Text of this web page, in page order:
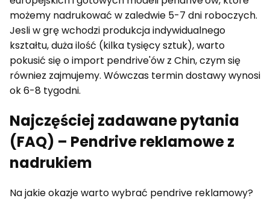
możemy nadrukować w zaledwie 5-7 dni roboczych.
Jesli w grę wchodzi produkcja indywidualnego
kształtu, duża ilość (kilka tysięcy sztuk), warto
pokusić się o import pendrive'ów z Chin, czym się
równiez zajmujemy. Wówczas termin dostawy wynosi
ok 6-8 tygodni.
Najczęściej zadawane pytania
(FAQ) – Pendrive reklamowe z
nadrukiem
Na jakie okazje warto wybrać pendrive reklamowy?